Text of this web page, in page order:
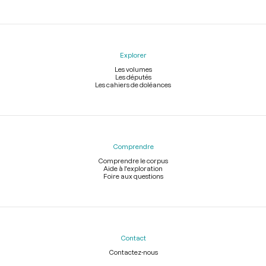
Explorer
Les volumes
Les députés
Les cahiers de doléances
Comprendre
Comprendre le corpus
Aide à l'exploration
Foire aux questions
Contact
Contactez-nous